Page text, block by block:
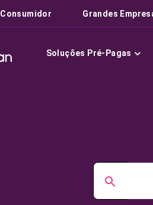
Consumidor Grandes
Soluções Pré-Pagas